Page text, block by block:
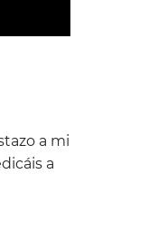
a mi
a